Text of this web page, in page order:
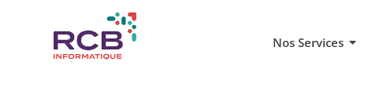
Nos Services